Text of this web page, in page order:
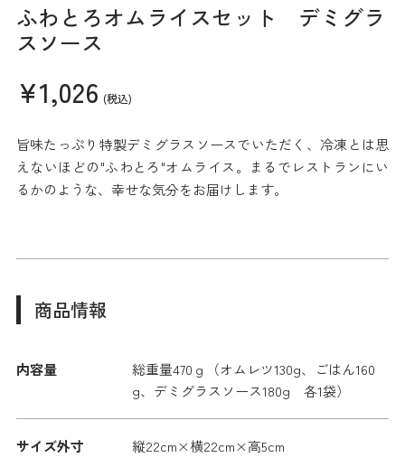
ふわとろオムライスセット デミグラ
スソース
¥1,026 (税込)
旨味たっぷり特製デミグラスソースでいただく、冷凍とは思
えないほどの"ふわとろ"オムライス。まるでレストランにい
るかのような、幸せな気分をお届けします。
商品情報
内容量
総重量470ｇ（オムレツ130g、ごはん160
g、デミグラスソース180g 各1袋）
サイズ外寸 縦22cm×横22cm×高5cm